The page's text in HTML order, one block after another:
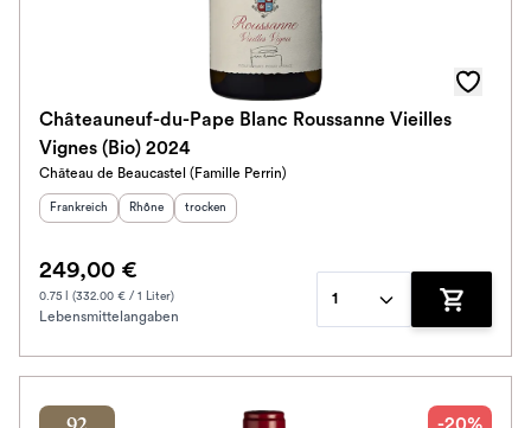
Châteauneuf-du-Pape Blanc Roussanne Vieilles
Vignes (Bio) 2024
Château de Beaucastel (Famille Perrin)
Herkunftsland
Frankreich Herkunftsregion:
Rhône Geschmack
trocken
249,00 €
0.75 l (332.00 € / 1 Liter)
Lebensmittelangaben
1
Zum